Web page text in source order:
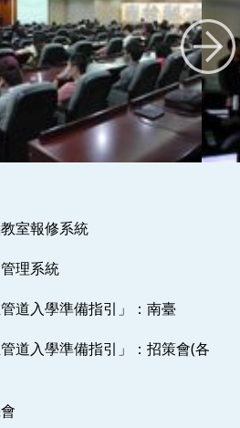
室報修系統
理系統
管道入學準備指引」：南臺
管道入學準備指引」：招策會(各